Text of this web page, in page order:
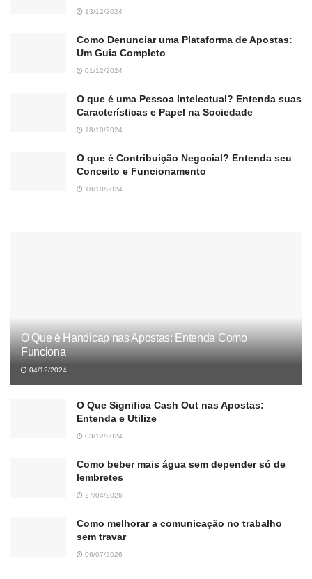
13/12/2024
Como Denunciar uma Plataforma de Apostas:
Um Guia Completo
01/12/2024
O que é uma Pessoa Intelectual? Entenda suas
Características e Papel na Sociedade
18/10/2024
O que é Contribuição Negocial? Entenda seu
Conceito e Funcionamento
18/10/2024
O Que é Handicap nas Apostas: Entenda Como
Funciona
04/12/2024
O Que Significa Cash Out nas Apostas:
Entenda e Utilize
03/12/2024
Como beber mais água sem depender só de
lembretes
27/04/2026
Como melhorar a comunicação no trabalho
sem travar
06/07/2026